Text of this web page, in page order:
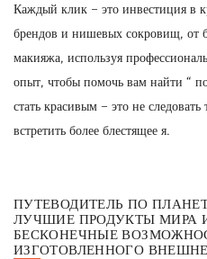
Каждый клик – это инвестиция в
брендов и нишевых сокровищ, от
макияжа, используя
опыт, чтобы помочь вам найти “
стать красивым – это не
встретить более блестящее я.
ПУТЕВОДИТЕЛЬ ПО
ЛУЧШИЕ ПРОДУКТЫ МИРА
БЕСКОНЕЧНЫЕ
ИЗГОТОВЛЕННОГО